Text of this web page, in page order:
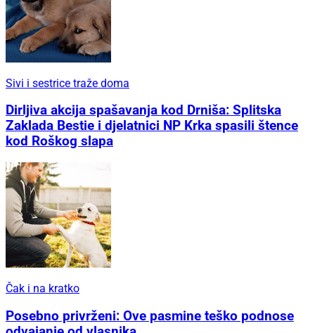
Sivi i sestrice traže doma
Dirljiva akcija spašavanja kod Drniša: Splitska
Zaklada Bestie i djelatnici NP Krka spasili štence
kod Roškog slapa
Čak i na kratko
Posebno privrženi: Ove pasmine teško podnose